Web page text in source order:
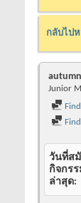
กลับไป
Junior
วันที่ส
กิจกรร
ล่าสุด